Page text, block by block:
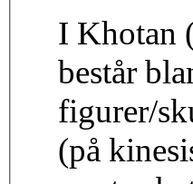
I Khotan
består
figurer/
(på